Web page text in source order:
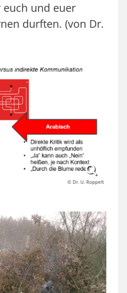
euch und euer
durften. (von Dr.
© Dr. U. Roppelt